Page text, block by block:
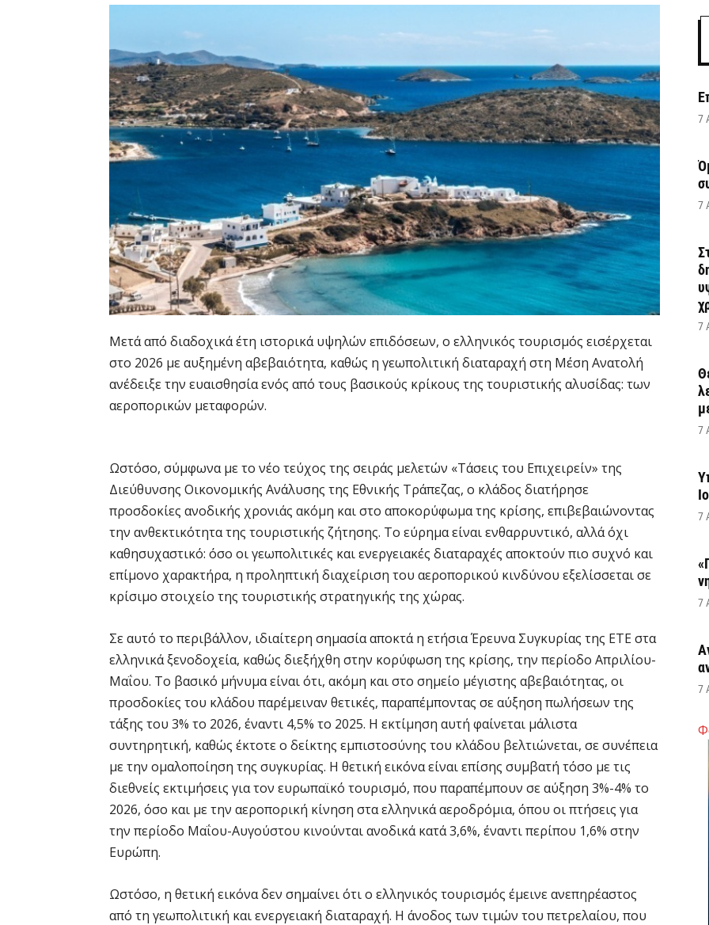
Μετά από διαδοχικά έτη ιστορικά υψηλών επιδόσεων, ο ελληνικός τουρισμός εισέρχεται
στο 2026 με αυξημένη αβεβαιότητα, καθώς η γεωπολιτική διαταραχή στη Μέση Ανατολή
ανέδειξε την ευαισθησία ενός από τους βασικούς κρίκους της τουριστικής αλυσίδας: των
αεροπορικών μεταφορών.
Ωστόσο, σύμφωνα με το νέο τεύχος της σειράς μελετών «Τάσεις του Επιχειρείν» της
Διεύθυνσης Οικονομικής Ανάλυσης της Εθνικής Τράπεζας, ο κλάδος διατήρησε
προσδοκίες ανοδικής χρονιάς ακόμη και στο αποκορύφωμα της κρίσης, επιβεβαιώνοντας
την ανθεκτικότητα της τουριστικής ζήτησης. Το εύρημα είναι ενθαρρυντικό, αλλά όχι
καθησυχαστικό: όσο οι γεωπολιτικές και ενεργειακές διαταραχές αποκτούν πιο συχνό και
επίμονο χαρακτήρα, η προληπτική διαχείριση του αεροπορικού κινδύνου εξελίσσεται σε
κρίσιμο στοιχείο της τουριστικής στρατηγικής της χώρας.
Σε αυτό το περιβάλλον, ιδιαίτερη σημασία αποκτά η ετήσια Έρευνα Συγκυρίας της ΕΤΕ στα
ελληνικά ξενοδοχεία, καθώς διεξήχθη στην κορύφωση της κρίσης, την περίοδο Απριλίου-
Μαΐου. Το βασικό μήνυμα είναι ότι, ακόμη και στο σημείο μέγιστης αβεβαιότητας, οι
προσδοκίες του κλάδου παρέμειναν θετικές, παραπέμποντας σε αύξηση πωλήσεων της
τάξης του 3% το 2026, έναντι 4,5% το 2025. Η εκτίμηση αυτή φαίνεται μάλιστα
συντηρητική, καθώς έκτοτε ο δείκτης εμπιστοσύνης του κλάδου βελτιώνεται, σε συνέπεια
με την ομαλοποίηση της συγκυρίας. Η θετική εικόνα είναι επίσης συμβατή τόσο με τις
διεθνείς εκτιμήσεις για τον ευρωπαϊκό τουρισμό, που παραπέμπουν σε αύξηση 3%-4% το
2026, όσο και με την αεροπορική κίνηση στα ελληνικά αεροδρόμια, όπου οι πτήσεις για
την περίοδο Μαΐου-Αυγούστου κινούνται ανοδικά κατά 3,6%, έναντι περίπου 1,6% στην
Ευρώπη.
Ωστόσο, η θετική εικόνα δεν σημαίνει ότι ο ελληνικός τουρισμός έμεινε ανεπηρέαστος
από τη γεωπολιτική και ενεργειακή διαταραχή. Η άνοδος των τιμών του πετρελαίου, που
7
7
7
7
7
7
7